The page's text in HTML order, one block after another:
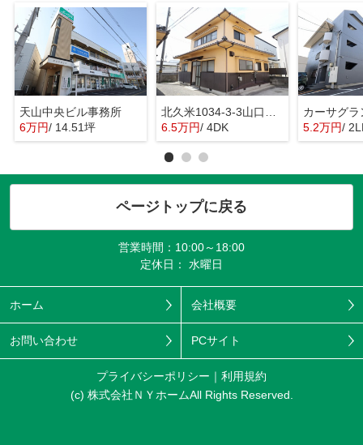
天山中央ビル事務所
6万円/ 14.51坪
6.5万円/ 4DK
カーサグラ
5.2万円/
ページトップに戻る
営業時間：10:00～18:00
定休日： 水曜日
ホーム 会社概要
お問い合わせ PCサイト
プライバシーポリシー
利用規約
(c) 株式会社ＮＹホームAll Rights Reserved.